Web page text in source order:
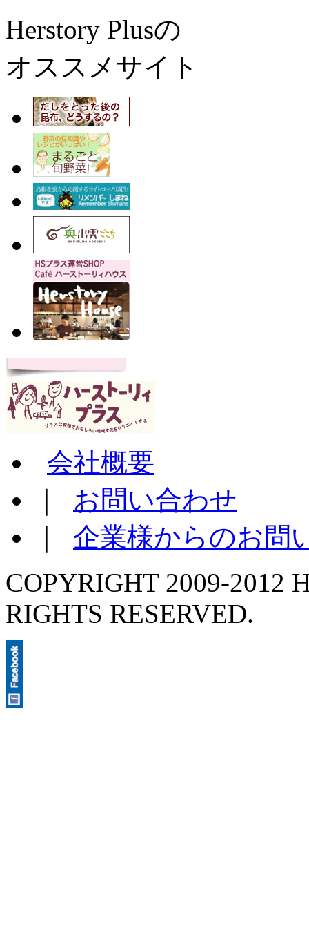
Herstory Plusの
オススメサイト
会社概要
お問い合わせ
企業様からのお問
COPYRIGHT 2009-2012
RIGHTS RESERVED.